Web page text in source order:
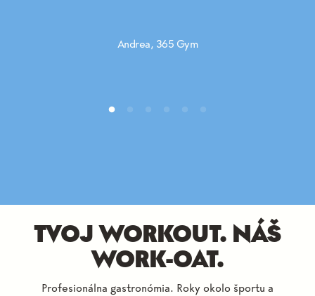
Andrea, 365 Gym
TVOJ WORKOUT. NÁŠ
WORK-OAT.
Profesionálna gastronómia. Roky okolo športu a